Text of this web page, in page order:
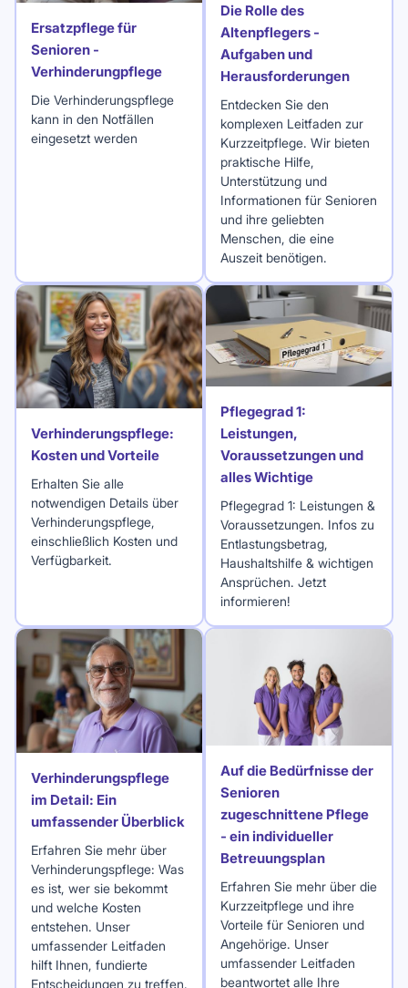
Ersatzpflege für
Senioren -
Verhinderungpflege
Die Verhinderungspflege
kann in den Notfällen
eingesetzt werden
Die Rolle des
Altenpflegers -
Aufgaben und
Herausforderungen
Entdecken Sie den
komplexen Leitfaden zur
Kurzzeitpflege. Wir bieten
praktische Hilfe,
Unterstützung und
Informationen für Senioren
und ihre geliebten
Menschen, die eine
Auszeit benötigen.
Verhinderungspflege:
Kosten und Vorteile
Erhalten Sie alle
notwendigen Details über
Verhinderungspflege,
einschließlich Kosten und
Verfügbarkeit.
Pflegegrad 1:
Leistungen,
Voraussetzungen und
alles Wichtige
Pflegegrad 1: Leistungen &
Voraussetzungen. Infos zu
Entlastungsbetrag,
Haushaltshilfe & wichtigen
Ansprüchen. Jetzt
informieren!
Verhinderungspflege
im Detail: Ein
umfassender Überblick
Erfahren Sie mehr über
Verhinderungspflege: Was
es ist, wer sie bekommt
und welche Kosten
entstehen. Unser
umfassender Leitfaden
hilft Ihnen, fundierte
Entscheidungen zu treffen.
Auf die Bedürfnisse der
Senioren
zugeschnittene Pflege
- ein individueller
Betreuungsplan
Erfahren Sie mehr über die
Kurzzeitpflege und ihre
Vorteile für Senioren und
Angehörige. Unser
umfassender Leitfaden
beantwortet alle Ihre